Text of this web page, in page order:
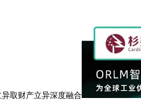
取财产立异深度融合